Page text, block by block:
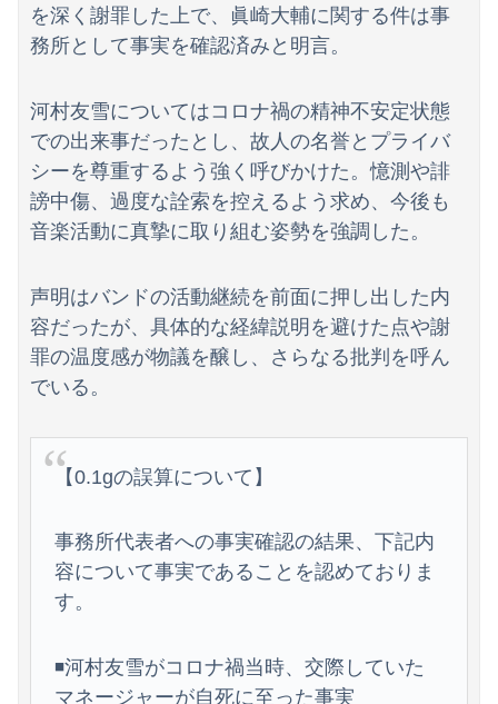
を深く謝罪した上で、眞崎大輔に関する件は事
務所として事実を確認済みと明言。
河村友雪についてはコロナ禍の精神不安定状態
での出来事だったとし、故人の名誉とプライバ
シーを尊重するよう強く呼びかけた。憶測や誹
謗中傷、過度な詮索を控えるよう求め、今後も
音楽活動に真摯に取り組む姿勢を強調した。
声明はバンドの活動継続を前面に押し出した内
容だったが、具体的な経緯説明を避けた点や謝
罪の温度感が物議を醸し、さらなる批判を呼ん
でいる。
【0.1gの誤算について】
事務所代表者への事実確認の結果、下記内
容について事実であることを認めておりま
す。
◾️河村友雪がコロナ禍当時、交際していた
マネージャーが自死に至った事実